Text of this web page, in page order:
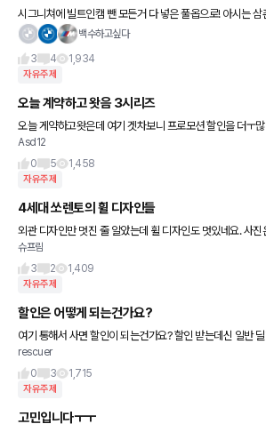
시그니쳐에 빌트인캠 뺀 모든거 다 넣은 풀옵으로! 아시는 삼촌 한테 사서 넥스가드 최상
급 선팅,파인뷰 블박,하부 언더코팅까지 선수 1500넣고 60개월로 계약 했내용 색상에서
백수하고싶다
3
4 1,934
자유주제
오늘 계약하고 왓음 3시리즈
오늘 게약하고왓은데 여기 겟차보니 프로모션 할인을 더ㅜ많이 받네요 전
여긴 800 이라니. 어떻게 하죠 게약 취소해야하나요
Asd12
0
5 1,458
자유주제
4세대 쏘렌토의 휠 디자인들
외관 디자인만 멋진 줄 알았는데 휠 디자인도 멋있네요. 사진은 오토
스파이넷에서 퍼왔습니다.
슈프림
3
2 1,409
자유주제
할인은 어떻게 되는건가요?
여기 통해서 사면 할인이 되는건가요? 할인 받는데신 일반 딜러분 통해서 받던 서비스는
없는건지요. 아니면 할인은 할인이고 딜러분 서비스는 동일하게 받는건가요?? 제조사 기
본 쿠폰 말구요.
rescuer
0
3 1,715
자유주제
고민입니다ㅜㅜ